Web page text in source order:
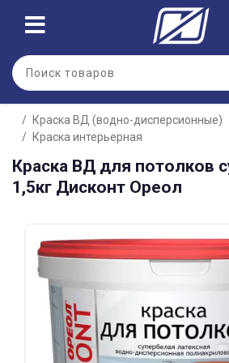
Краска ВД (водно-дисперсионные)
Краска интерьерная
Краска ВД для потолков
1,5кг Дисконт Ореол
Для клиентов всех банков
Разбейте
оплату на части
без переплат
График платежей
Сегодня